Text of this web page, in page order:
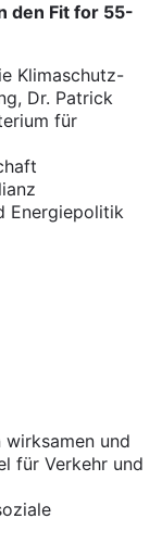
den Fit for 55-
Klimaschutz-
Dr. Patrick
für
Energiepolitik
und
für Verkehr und